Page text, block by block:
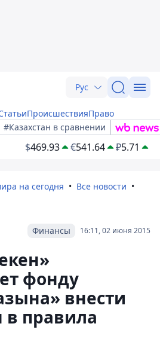
Рус
ПроисшествияПраво
#Казахстан в сравнении
$469.93 €541.64 ₽5.71
на сегодня
Все новости
16:11, 02 июня 2015
Финансы
фонду
внести
правила